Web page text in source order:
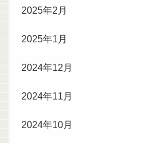
2025年2月
2025年1月
2024年12月
2024年11月
2024年10月